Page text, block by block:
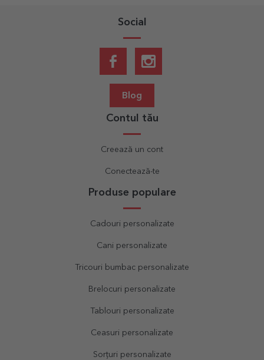
Social
Blog
Contul tău
Creează un cont
Conectează-te
Produse populare
Cadouri personalizate
Cani personalizate
Tricouri bumbac personalizate
Brelocuri personalizate
Tablouri personalizate
Ceasuri personalizate
Sorțuri personalizate